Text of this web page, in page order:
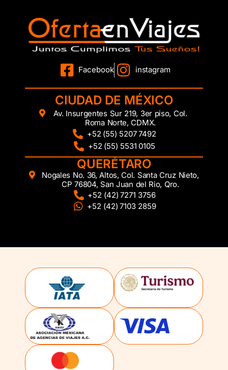
Facebook instagram
CIUDAD DE MÉXICO
Av. Insurgentes Sur 219, 3er piso, Col.
Roma Norte, CDMX.
+52 (55) 5207 7492
+52 (55) 5531 0105
QUERÉTARO
Nogales No. 36, Altos, Col. Santa Cruz Nieto,
CP 76804, San Juan del Rio, Qro.
+52 (42) 7271 3756
+52 (42) 7103 2859